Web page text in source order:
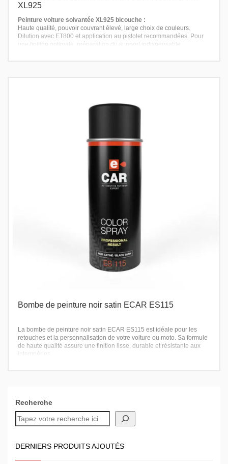
XL925
Peinture voiture solvantée XL925 bicouche :
Haute qualité, pouvoir couvrant élevé, large choix de couleurs.
Dilution avec ET800 et application au pistolet recommandées. Pour
une finition optimale, préparation du support indispensable.
Bombe de peinture noir satin ECAR ES115
La bombe de peinture noir satin ECAR ES115 est idéale pour les
retouches et la personnalisation de votre voiture ou moto. Sa formule
de haute qualité assure une finition lisse, durable et résistante aux
intempéries.
Recherche
DERNIERS PRODUITS AJOUTÉS